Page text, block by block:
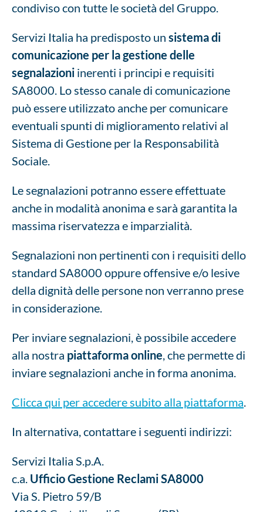
condiviso con tutte le società del Gruppo.
Servizi Italia ha predisposto un sistema di
comunicazione per la gestione delle
segnalazioni inerenti i principi e requisiti
SA8000. Lo stesso canale di comunicazione
può essere utilizzato anche per comunicare
eventuali spunti di miglioramento relativi al
Sistema di Gestione per la Responsabilità
Sociale.
Le segnalazioni potranno essere effettuate
anche in modalità anonima e sarà garantita la
massima riservatezza e imparzialità.
Segnalazioni non pertinenti con i requisiti dello
standard SA8000 oppure offensive e/o lesive
della dignità delle persone non verranno prese
in considerazione.
Per inviare segnalazioni, è possibile accedere
alla nostra piattaforma online, che permette di
inviare segnalazioni anche in forma anonima.
Clicca qui per accedere subito alla piattaforma.
In alternativa, contattare i seguenti indirizzi:
Servizi Italia S.p.A.
c.a. Ufficio Gestione Reclami SA8000
Via S. Pietro 59/B